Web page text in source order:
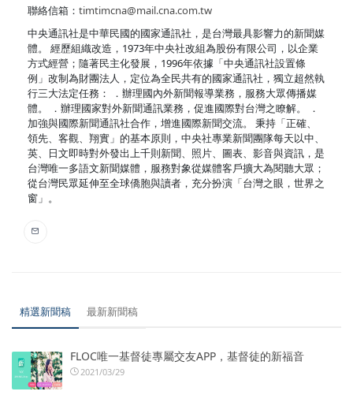
聯絡信箱： timtimcna@mail.cna.com.tw
中央通訊社是中華民國的國家通訊社，是台灣最具影響力的新聞媒
體。 經歷組織改造，1973年中央社改組為股份有限公司，以企業
方式經營；隨著民主化發展，1996年依據「中央通訊社設置條
例」改制為財團法人，定位為全民共有的國家通訊社，獨立超然執
行三大法定任務： ．辦理國內外新聞報導業務，服務大眾傳播媒
體。 ．辦理國家對外新聞通訊業務，促進國際對台灣之瞭解。 ．
加強與國際新聞通訊社合作，增進國際新聞交流。 秉持「正確、
領先、客觀、翔實」的基本原則，中央社專業新聞團隊每天以中、
英、日文即時對外發出上千則新聞、照片、圖表、影音與資訊，是
台灣唯一多語文新聞媒體，服務對象從媒體客戶擴大為閱聽大眾；
從台灣民眾延伸至全球僑胞與讀者，充分扮演「台灣之眼，世界之
窗」。
精選新聞稿 最新新聞稿
FLOC唯一基督徒專屬交友APP，基督徒的新福音
2021/03/29